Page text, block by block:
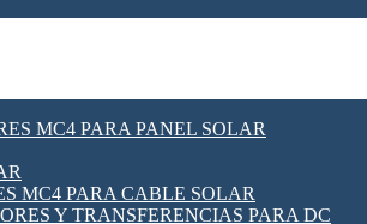
MC4 PARA PANEL SOLAR
MC4 PARA CABLE SOLAR
Y TRANSFERENCIAS PARA DC